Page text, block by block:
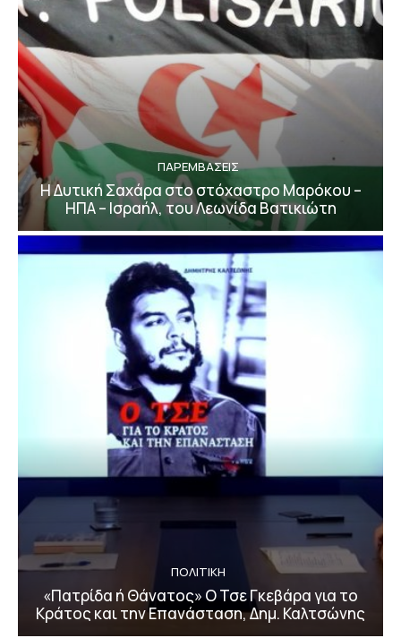
ΠΑΡΕΜΒΑΣΕΙΣ
Η Δυτική Σαχάρα στο στόχαστρο Μαρόκου –
ΗΠΑ – Ισραήλ, του Λεωνίδα Βατικιώτη
ΠΟΛΙΤΙΚΗ
«Πατρίδα ή Θάνατος» Ο Τσε Γκεβάρα για το
Κράτος και την Επανάσταση, Δημ. Καλτσώνης